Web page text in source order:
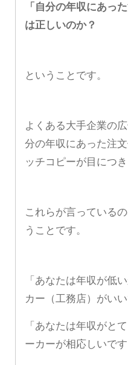
「自分の年収にあっ
は正しいのか？
ということです。
よくある大手企業の
分の年収にあった注
ッチコピーが目につき
これらが言っている
うことです。
「あなたは年収が低
カー（工務店）がいい
「あなたは年収がと
ーカーが相応しいです